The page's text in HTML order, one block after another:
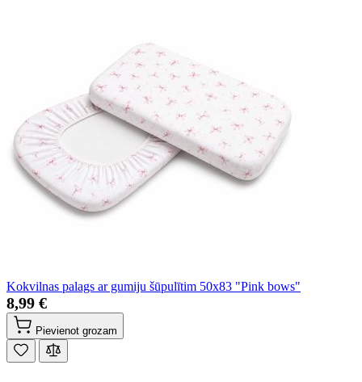
Kokvilnas palags ar gumiju šūpulītim 50x83 "Pink bows"
8,99 €
Pievienot grozam